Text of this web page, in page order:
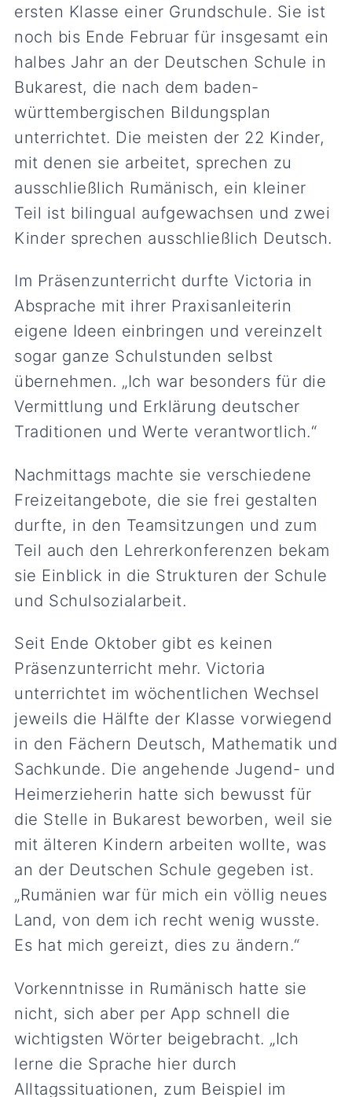
ersten Klasse einer Grundschule. Sie ist
noch bis Ende Februar für insgesamt ein
halbes Jahr an der Deutschen Schule in
Bukarest, die nach dem baden-
württembergischen Bildungsplan
unterrichtet. Die meisten der 22 Kinder,
mit denen sie arbeitet, sprechen zu
ausschließlich Rumänisch, ein kleiner
Teil ist bilingual aufgewachsen und zwei
Kinder sprechen ausschließlich Deutsch.
Im Präsenzunterricht durfte Victoria in
Absprache mit ihrer Praxisanleiterin
eigene Ideen einbringen und vereinzelt
sogar ganze Schulstunden selbst
übernehmen. „Ich war besonders für die
Vermittlung und Erklärung deutscher
Traditionen und Werte verantwortlich.“
Nachmittags machte sie verschiedene
Freizeitangebote, die sie frei gestalten
durfte, in den Teamsitzungen und zum
Teil auch den Lehrerkonferenzen bekam
sie Einblick in die Strukturen der Schule
und Schulsozialarbeit.
Seit Ende Oktober gibt es keinen
Präsenzunterricht mehr. Victoria
unterrichtet im wöchentlichen Wechsel
jeweils die Hälfte der Klasse vorwiegend
in den Fächern Deutsch, Mathematik und
Sachkunde. Die angehende Jugend- und
Heimerzieherin hatte sich bewusst für
die Stelle in Bukarest beworben, weil sie
mit älteren Kindern arbeiten wollte, was
an der Deutschen Schule gegeben ist.
„Rumänien war für mich ein völlig neues
Land, von dem ich recht wenig wusste.
Es hat mich gereizt, dies zu ändern.“
Vorkenntnisse in Rumänisch hatte sie
nicht, sich aber per App schnell die
wichtigsten Wörter beigebracht. „Ich
lerne die Sprache hier durch
Alltagssituationen, zum Beispiel im